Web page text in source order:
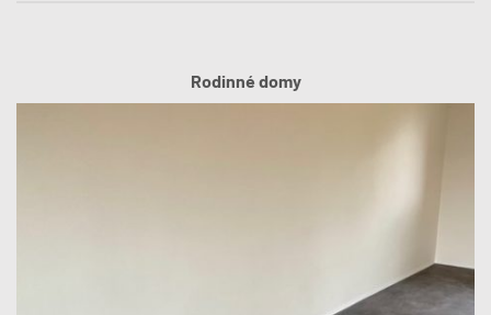
Rodinné domy